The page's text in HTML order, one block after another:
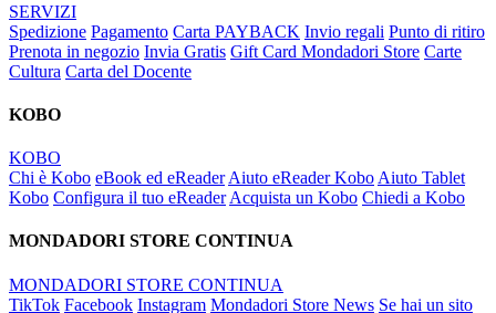
SERVIZI
Spedizione Pagamento Carta PAYBACK Invio regali Punto di ritiro
Prenota in negozio Invia Gratis Gift Card Mondadori Store Carte
Cultura Carta del Docente
KOBO
KOBO
Chi è Kobo eBook ed eReader Aiuto eReader Kobo Aiuto Tablet
Kobo Configura il tuo eReader Acquista un Kobo Chiedi a Kobo
MONDADORI STORE CONTINUA
MONDADORI STORE CONTINUA
TikTok Facebook Instagram Mondadori Store News Se hai un sito